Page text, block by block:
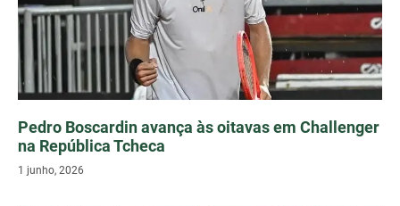
Pedro Boscardin avança às oitavas em Challenger
na República Tcheca
1 junho, 2026